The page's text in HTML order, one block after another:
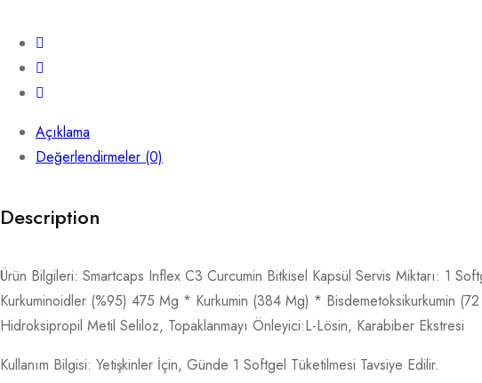
Açıklama
Değerlendirmeler (0)
Description
Ürün Bilgileri: Smartcaps Inflex C3 Curcumin Bitkisel Kapsül Servis Miktarı: 1
Kurkuminoidler (%95) 475 Mg * Kurkumin (384 Mg) * Bisdemetoksikurkumin
Hidroksipropil Metil Seliloz, Topaklanmayı Önleyici:L-Lösin, Karabiber Ekstresi
Kullanım Bilgisi: Yetişkinler İçin, Günde 1 Softgel Tüketilmesi Tavsiye Edilir.